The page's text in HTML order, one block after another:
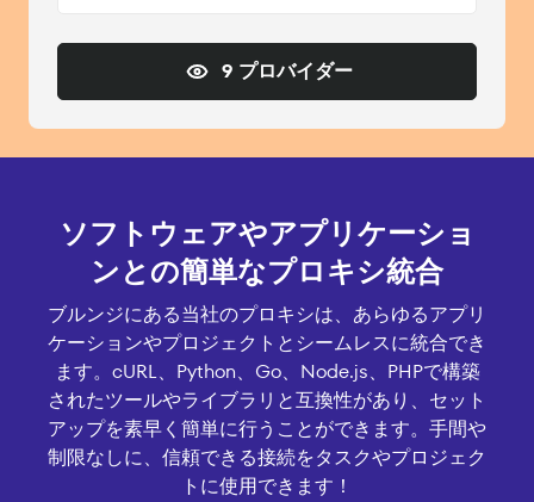
9 プロバイダー
ソフトウェアやアプリケーショ
ンとの簡単なプロキシ統合
ブルンジにある当社のプロキシは、あらゆるアプリ
ケーションやプロジェクトとシームレスに統合でき
ます。cURL、Python、Go、Node.js、PHPで構築
されたツールやライブラリと互換性があり、セット
アップを素早く簡単に行うことができます。手間や
制限なしに、信頼できる接続をタスクやプロジェク
トに使用できます！